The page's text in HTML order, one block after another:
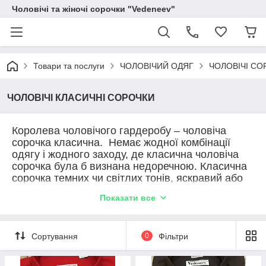
Чоловічі та жіночі сорочки "Vedeneev"
Товари та послуги ЧОЛОВІЧИЙ ОДЯГ ЧОЛОВІЧІ
ЧОЛОВІЧІ КЛАСИЧНІ СОРОЧКИ
Королева чоловічого гардеробу – чоловіча
сорочка класична. Немає жодної комбінації
одягу і жодного заходу, де класична чоловіча
сорочка була б визнана недоречною. Класична
сорочка темних чи світлих тонів, яскравий або
компанії. На те вона і класика...
Ви можете купити чоловічу сорочку українського
виробництва Vedeneev в магазинах Києва,пр.
Перемоги, 123. Хороша якість доступна
кожному.
Показати все
Сортування 0 Фільтри